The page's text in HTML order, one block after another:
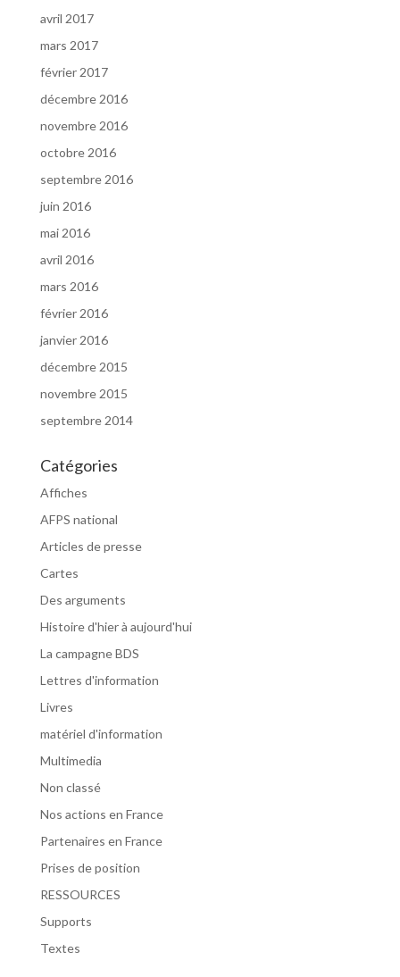
avril 2017
mars 2017
février 2017
décembre 2016
novembre 2016
octobre 2016
septembre 2016
juin 2016
mai 2016
avril 2016
mars 2016
février 2016
janvier 2016
décembre 2015
novembre 2015
septembre 2014
Catégories
Affiches
AFPS national
Articles de presse
Cartes
Des arguments
Histoire d'hier à aujourd'hui
La campagne BDS
Lettres d'information
Livres
matériel d'information
Multimedia
Non classé
Nos actions en France
Partenaires en France
Prises de position
RESSOURCES
Supports
Textes